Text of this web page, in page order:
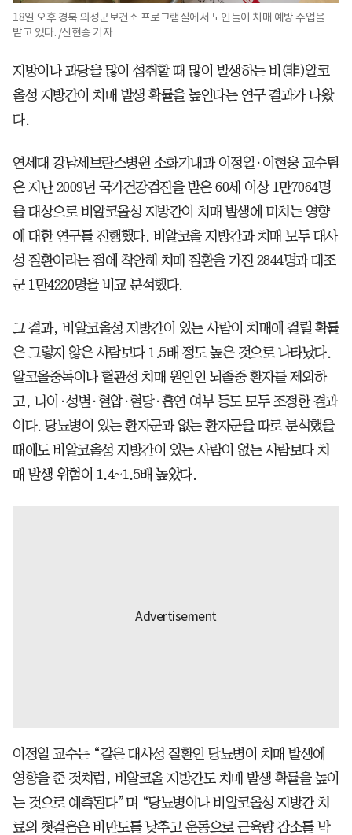
18일 오후 경북 의성군보건소 프로그램실에서 노인들이 치매 예방 수업을
받고 있다. /신현종 기자
지방이나 과당을 많이 섭취할 때 많이 발생하는 비(非)알코
올성 지방간이 치매 발생 확률을 높인다는 연구 결과가 나왔
다.
연세대 강남세브란스병원 소화기내과 이정일·이현웅 교수팀
은 지난 2009년 국가건강검진을 받은 60세 이상 1만7064명
을 대상으로 비알코올성 지방간이 치매 발생에 미치는 영향
에 대한 연구를 진행했다. 비알코올 지방간과 치매 모두 대사
성 질환이라는 점에 착안해 치매 질환을 가진 2844명과 대조
군 1만4220명을 비교 분석했다.
그 결과, 비알코올성 지방간이 있는 사람이 치매에 걸릴 확률
은 그렇지 않은 사람보다 1.5배 정도 높은 것으로 나타났다.
알코올중독이나 혈관성 치매 원인인 뇌졸중 환자를 제외하
고, 나이·성별·혈압·혈당·흡연 여부 등도 모두 조정한 결과
이다. 당뇨병이 있는 환자군과 없는 환자군을 따로 분석했을
때에도 비알코올성 지방간이 있는 사람이 없는 사람보다 치
매 발생 위험이 1.4~1.5배 높았다.
이정일 교수는 “같은 대사성 질환인 당뇨병이 치매 발생에
영향을 준 것처럼, 비알코올 지방간도 치매 발생 확률을 높이
는 것으로 예측된다”며 “당뇨병이나 비알코올성 지방간 치
료의 첫걸음은 비만도를 낮추고 운동으로 근육량 감소를 막